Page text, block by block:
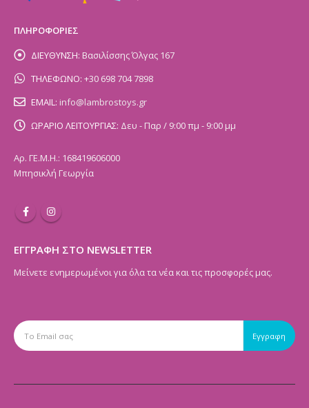
ΠΛΗΡΟΦΟΡΙΕΣ
ΔΙΕΥΘΥΝΣΗ: Βασιλίσσης Όλγας 167
ΤΗΛΕΦΩΝΟ: +30 698 704 7898
EMAIL: info@lambrostoys.gr
ΩΡΑΡΙΟ ΛΕΙΤΟΥΡΓΙΑΣ: Δευ - Παρ / 9:00 πμ - 9:00 μμ
Αρ. ΓΕ.Μ.Η.: 168419606000
Μπησικλή Γεωργία
ΕΓΓΡΑΦΗ ΣΤΟ NEWSLETTER
Μείνετε ενημερωμένοι για όλα τα νέα και τις προσφορές μας.